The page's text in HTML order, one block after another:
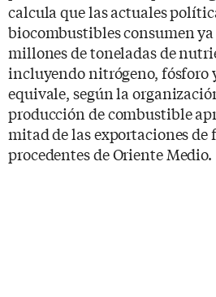
calcula que las actuales
biocombustibles consumen ya
millones de toneladas de
incluyendo nitrógeno, fósforo
equivale, según la
producción de combustible
mitad de las exportaciones
procedentes de Oriente Medio.